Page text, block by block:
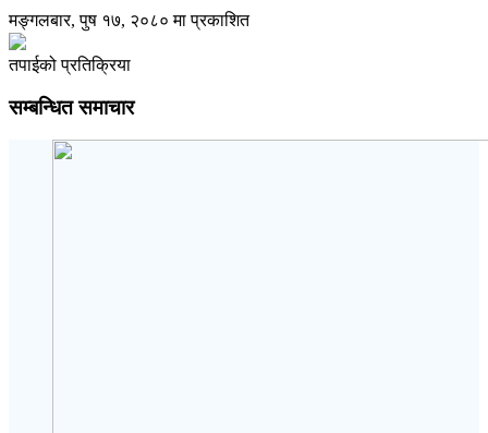
मङ्गलबार, पुष १७, २०८० मा प्रकाशित
तपाईको प्रतिक्रिया
सम्बन्धित समाचार